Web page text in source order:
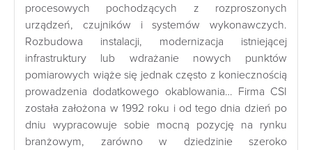
procesowych pochodzących z rozproszonych
urządzeń, czujników i systemów wykonawczych.
Rozbudowa instalacji, modernizacja istniejącej
infrastruktury lub wdrażanie nowych punktów
pomiarowych wiąże się jednak często z koniecznością
prowadzenia dodatkowego okablowania… Firma CSI
została założona w 1992 roku i od tego dnia dzień po
dniu wypracowuje sobie mocną pozycję na rynku
branżowym, zarówno w dziedzinie szeroko